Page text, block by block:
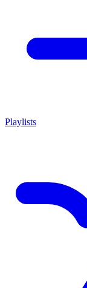
Playlists